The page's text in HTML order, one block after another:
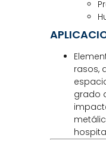
rasos,
grado